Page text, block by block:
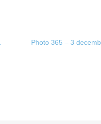
Photo 365 – 3